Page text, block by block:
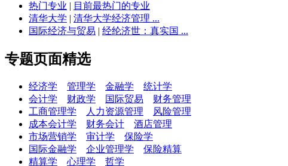
热门专业 | 目前最热门的专业
清华大学 | 清华大学经济管理 ...
国际经济与贸易 | 经纶济世：真实国 ...
专题页面精选
经济学 管理学 金融学
统计学
会计学
财政学 国际贸易
财务管理
工商管理学
人力资源管理
风险管理
成本会计学
财务会计
酒店管理
市场营销学
审计学
保险学
国际金融学
企业管理学
保险精算
精算学
心理学 哲学